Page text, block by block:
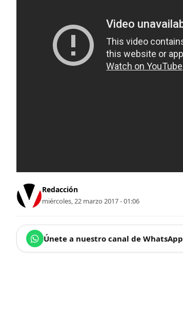
Redacción
miércoles, 22 marzo 2017 - 01:06
Únete a nuestro canal de WhatsApp